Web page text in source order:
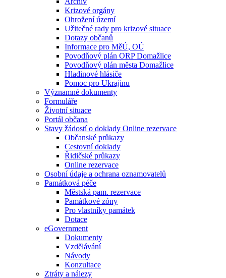
Krizové orgány
Ohrožení území
Užitečné rady pro krizové situace
Dotazy občanů
Informace pro MěÚ, OÚ
Povodňový plán ORP Domažlice
Povodňový plán města Domažlice
Hladinové hlásiče
Pomoc pro Ukrajinu
Významné dokumenty
Formuláře
Životní situace
Portál občana
Stavy žádostí o doklady Online rezervace
Občanské průkazy
Cestovní doklady
Řidičské průkazy
Online rezervace
Osobní údaje a ochrana oznamovatelů
Památková péče
Městská pam. rezervace
Památkové zóny
Pro vlastníky památek
Dotace
eGovernment
Dokumenty
Vzdělávání
Návody
Konzultace
Ztráty a nálezy